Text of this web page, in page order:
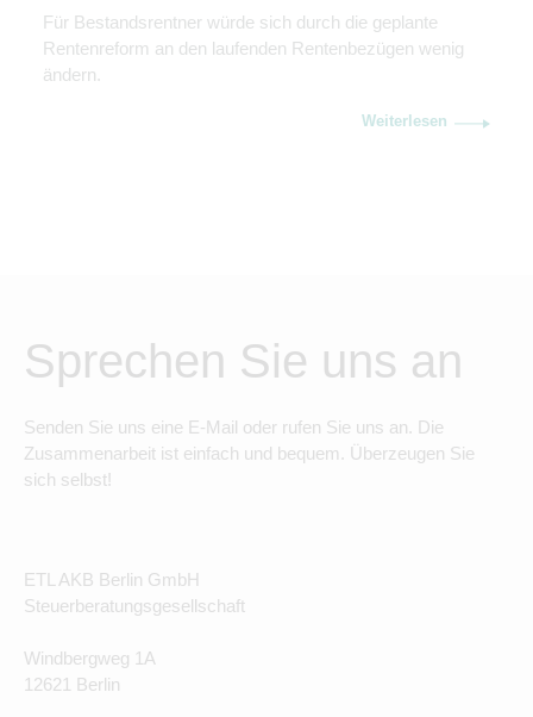
Für Bestandsrentner würde sich durch die geplante
Rentenreform an den laufenden Rentenbezügen wenig
ändern.
Weiterlesen
Sprechen Sie uns an
Senden Sie uns eine E-Mail oder rufen Sie uns an. Die
Zusammenarbeit ist einfach und bequem. Überzeugen Sie
sich selbst!
ETL AKB Berlin GmbH
Steuerberatungsgesellschaft
Windbergweg 1A
12621 Berlin